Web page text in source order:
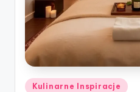
Posted
Kulinarne Inspiracje